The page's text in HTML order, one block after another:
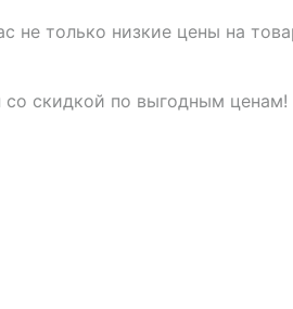
не только низкие цены на
со скидкой по выгодным